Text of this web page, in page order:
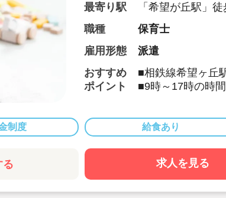
最寄り駅
「希望が丘駅」
職種
保育士
雇用形態
派遣
おすすめ
ポイント
■相鉄線希望ヶ丘
■9時～17時の時
■緑や畑に囲まれ
制度 給食あり
る 求人を見る